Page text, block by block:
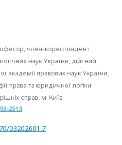
член-кореспондент
наук України, дійсний
академії правових наук України,
права та юридичної логіки
справ, м. Київ
2513
03202601.7